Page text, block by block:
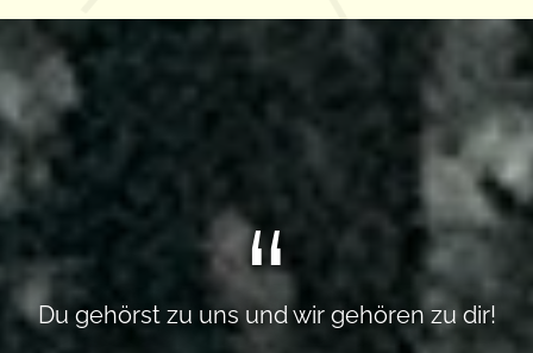
Du gehörst zu uns und wir gehören zu dir!